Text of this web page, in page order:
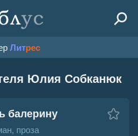
Литрес
Юлия Собканюк
балерину
проза